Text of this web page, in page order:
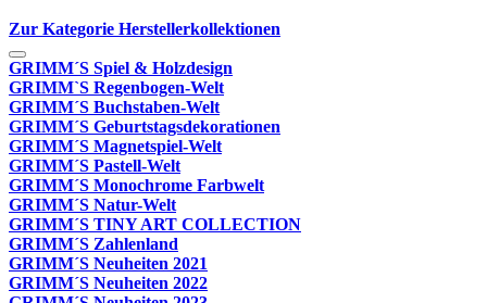
Zur Kategorie Herstellerkollektionen
GRIMM´S Spiel & Holzdesign
GRIMM`S Regenbogen-Welt
GRIMM´S Buchstaben-Welt
GRIMM´S Geburtstagsdekorationen
GRIMM´S Magnetspiel-Welt
GRIMM´S Pastell-Welt
GRIMM´S Monochrome Farbwelt
GRIMM´S Natur-Welt
GRIMM´S TINY ART COLLECTION
GRIMM´S Zahlenland
GRIMM´S Neuheiten 2021
GRIMM´S Neuheiten 2022